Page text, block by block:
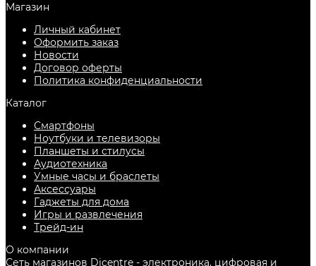
Магазин
Личный кабинет
Оформить заказ
Новости
Договор оферты
Политика конфиденциальности
Каталог
Смартфоны
Ноутбуки и телевизоры
Планшеты и стилусы
Аудиотехника
Умные часы и браслеты
Аксессуары
Гаджеты для дома
Игры и развлечения
Трейд-ин
О компании
Сеть магазинов Dicentre - электроника, цифровая и